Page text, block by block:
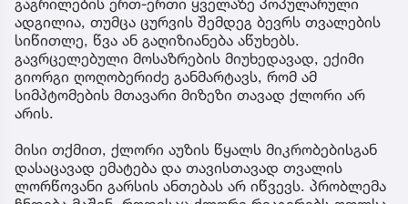
გაგრილების ერთ-ერთი ყველაზე პოპულარული
ადგილია, თუმცა ცურვის შემდეგ ბევრს თვალების
სიწითლე, წვა ან გაღიზიანება აწუხებს.
გავრცელებული მოსაზრების მიუხედავად, ექიმი
გიორგი ღოღობერიძე განმარტავს, რომ ამ
სიმპტომების მთავარი მიზეზი თავად ქლორი არ
არის.
მისი თქმით, ქლორი აუზის წყალს მიკრობებისგან
დასაცავად ემატება და თავისთავად თვალის
ლორწოვანი გარსის ანთებას არ იწვევს. პრობლემა